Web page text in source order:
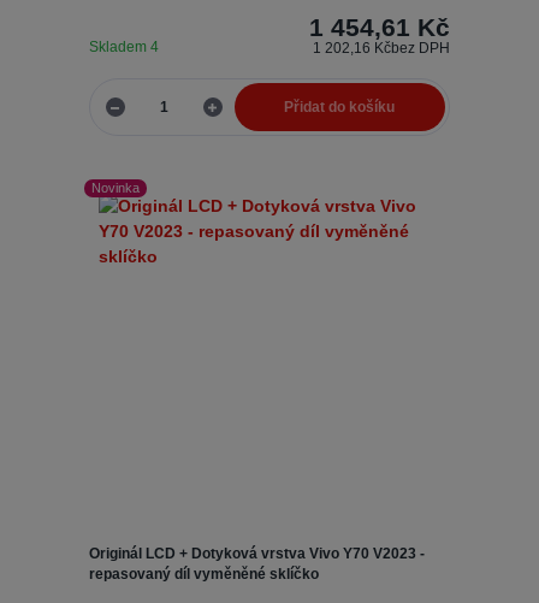
1 454,61 Kč
1 202,16 Kčbez DPH
Skladem 4
Přidat do košíku
Novinka
Originál LCD + Dotyková vrstva Vivo Y70 V2023 -
repasovaný díl vyměněné sklíčko